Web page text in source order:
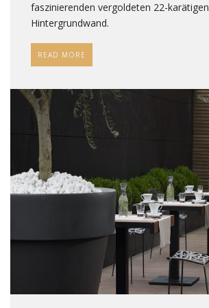
faszinierenden vergoldeten 22-karätigen
Hintergrundwand.
READ MORE